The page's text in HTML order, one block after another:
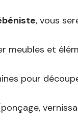
, vous
meubles et
pour